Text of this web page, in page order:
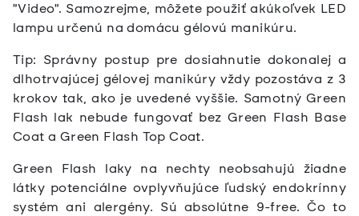
"Video". Samozrejme, môžete použiť akúkoľvek LED
lampu určenú na domácu gélovú manikúru.
Tip: Správny postup pre dosiahnutie dokonalej a
dlhotrvajúcej gélovej manikúry vždy pozostáva z 3
krokov tak, ako je uvedené vyššie. Samotný Green
Flash lak nebude fungovať bez Green Flash Base
Coat a Green Flash Top Coat.
Green Flash laky na nechty neobsahujú žiadne
látky potenciálne ovplyvňujúce ľudský endokrínny
systém ani alergény. Sú absolútne 9-free. Čo to